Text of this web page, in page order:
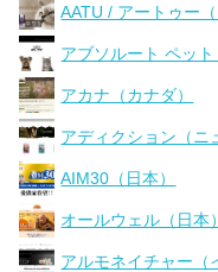
AATU / アートゥー（
アブソルート ペット
アカナ（カナダ）
アディクション（ニ
AIM30（日本）
オールウェル（日本）
アルモネイチャー（